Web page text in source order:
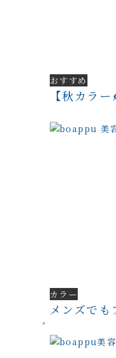
おすすめ
【秋カラ
カラー
メンズでも